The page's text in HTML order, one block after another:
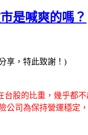
是喊爽的嗎？
享，特此致謝！)
台股的比重，幾乎都
公司為保持營運穩定